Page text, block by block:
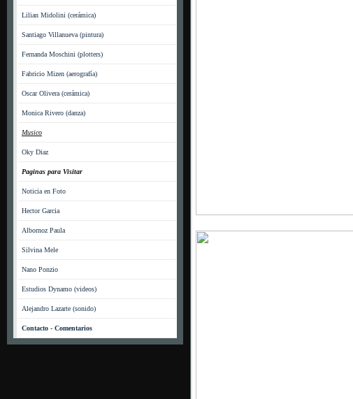
Lilian Midolini (cerámica)
Santiago Villanueva (pintura)
Fernanda Moschini (plotters)
Fabricio Mizen (aerografía)
Oscar Olivera (cerámica)
Monica Rivero (danza)
Musico
Oky Diaz
Paginas para Visitar
Noticia en Foto
Hector Garcia
Albornoz Paula
Silvina Mele
Nano Ponzio
Estudios Dynamo (videos)
Alejandro Lazarte (sonido)
Contacto - Comentarios